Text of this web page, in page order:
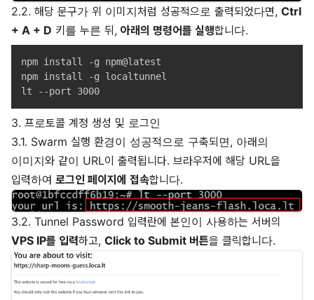
2.2. 해당 문구가 위 이미지처럼 성공적으로 출력되었다면, Ctrl
+ A + D 키를 누른 뒤, 아래의 명령어를 실행합니다.
npm install -g npm@latest
npm install -g localtunnel
3. 프로토콜 계정 생성 및 로그인
3.1. Swarm 실행 환경이 성공적으로 구축되면, 아래의
이미지와 같이 URL이 출력됩니다. 브라우저에 해당 URL을
입력하여 로그인 페이지에 접속합니다.
3.2. Tunnel Password 입력란에 본인이 사용하는 서버의
VPS IP를 입력하고, Click to Submit 버튼을 클릭합니다.